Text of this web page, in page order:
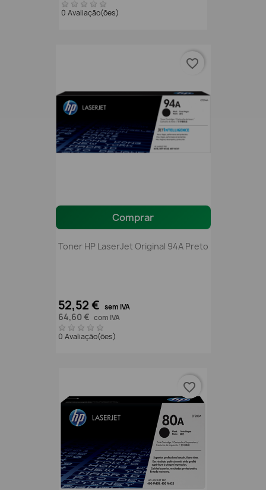
0 Avaliação(ões)
Comprar
Toner HP LaserJet Original 94A Preto
52,52 € sem IVA
64,60 € com IVA
0 Avaliação(ões)
favorite_border
favorite_border